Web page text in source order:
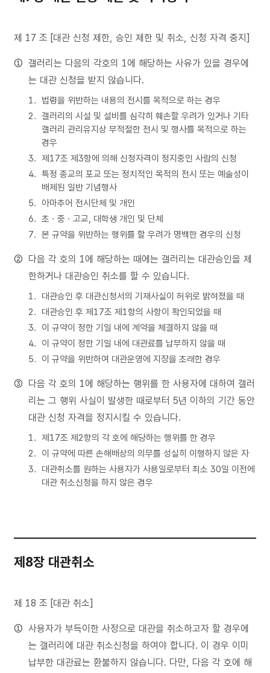
제 17 조 [대관 신청 제한, 승인 제한 및 취소, 신청 자격 중지]
갤러리는 다음의 각호의 1에 해당하는 사유가 있을 경우에
는 대관 신청을 받지 않습니다.
법령을 위반하는 내용의 전시를 목적으로 하는 경우
갤러리의 시설 및 설비를 심각히 훼손할 우려가 있거나 기타
갤러리 관리유지상 부적절한 전시 및 행사를 목적으로 하는
경우
제17조 제3항에 의해 신청자격이 정지중인 사람의 신청
특정 종교의 포교 또는 정치적인 목적의 전시 또는 예술성이
배제된 일반 기념행사
아마추어 전시단체 및 개인
초ㆍ중ㆍ고교, 대학생 개인 및 단체
본 규약을 위반하는 행위를 할 우려가 명백한 경우의 신청
다음 각 호의 1에 해당하는 때에는 갤러리는 대관승인을 제
한하거나 대관승인 취소를 할 수 있습니다.
대관승인 후 대관신청서의 기재사실이 허위로 밝혀졌을 때
대관승인 후 제17조 제1항의 사항이 확인되었을 때
이 규약이 정한 기일 내에 계약을 체결하지 않을 때
이 규약이 정한 기일 내에 대관료를 납부하지 않을 때
이 규약을 위반하여 대관운영에 지장을 초래한 경우
다음 각 호의 1에 해당하는 행위를 한 사용자에 대하여 갤러
리는 그 행위 사실이 발생한 때로부터 5년 이하의 기간 동안
대관 신청 자격을 정지시킬 수 있습니다.
제17조 제2항의 각 호에 해당하는 행위를 한 경우
이 규약에 따른 손해배상의 의무를 성실히 이행하지 않은 자
대관취소를 원하는 사용자가 사용일로부터 최소 30일 이전에
대관 취소신청을 하지 않은 경우
제8장 대관취소
제 18 조 [대관 취소]
사용자가 부득이한 사정으로 대관을 취소하고자 할 경우에
는 갤러리에 대관 취소신청을 하여야 합니다. 이 경우 이미
납부한 대관료는 환불하지 않습니다. 다만, 다음 각 호에 해